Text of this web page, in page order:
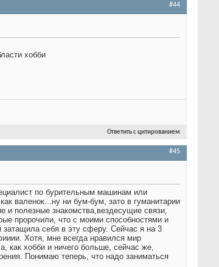
#44
хобби
Ответить с цитированием
#45
по бурительным машинам или
валенок...ну ни бум-бум, зато в гуманитарии
и полезные знакомства,вездесущие связи,
пророчили, что с моими способностями и
себя в эту сферу. Сейчас я на 3
Хотя, мне всегда нравился мир
как хобби и ничего больше, сейчас же,
Понимаю теперь, что надо заниматься